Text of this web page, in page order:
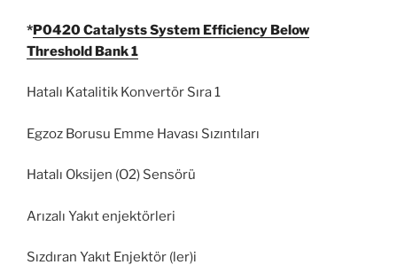
*P0420 Catalysts System Efficiency Below
Threshold Bank 1
Hatalı Katalitik Konvertör Sıra 1
Egzoz Borusu Emme Havası Sızıntıları
Hatalı Oksijen (O2) Sensörü
Arızalı Yakıt enjektörleri
Sızdıran Yakıt Enjektör (ler)i